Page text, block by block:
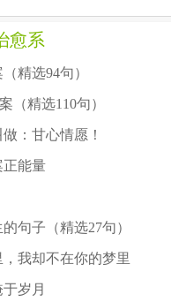
愈系
精选94句）
（精选110句）
：甘心情愿！
正能量
句子（精选27句）
我却不在你的梦里
岁月